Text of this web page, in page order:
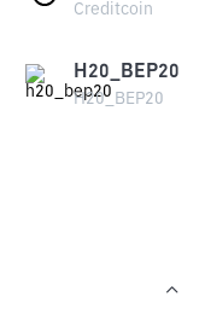
Creditcoin
H20_BEP20
H20_BEP20